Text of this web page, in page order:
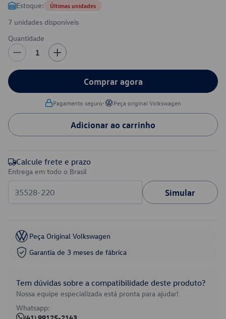
Estoque: Últimas unidades
7 unidades disponíveis
Quantidade
1
Comprar agora
Pagamento seguro• Peça original Volkswagen
Adicionar ao carrinho
Calcule frete e prazo
Entrega em todo o Brasil
Simular
Peça Original Volkswagen
Garantia de 3 meses de fábrica
Tem dúvidas sobre a compatibilidade deste produto?
Nossa equipe especializada está pronta para ajudar!
Whatsapp: